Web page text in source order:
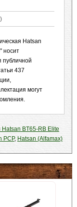
Hatsan
носит
публичной
437
могут
Hatsan BT65-RB Elite
PСP, Hatsan (Alfamax)